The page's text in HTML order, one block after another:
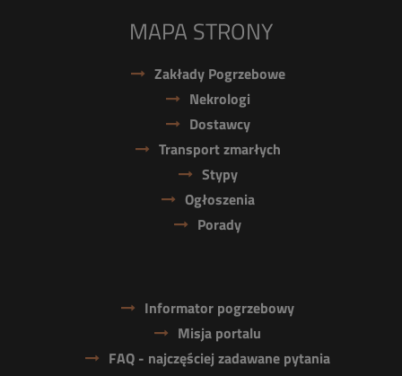
MAPA STRONY
Zakłady Pogrzebowe
Nekrologi
Dostawcy
Transport zmarłych
Stypy
Ogłoszenia
Porady
Informator pogrzebowy
Misja portalu
FAQ - najczęściej zadawane pytania